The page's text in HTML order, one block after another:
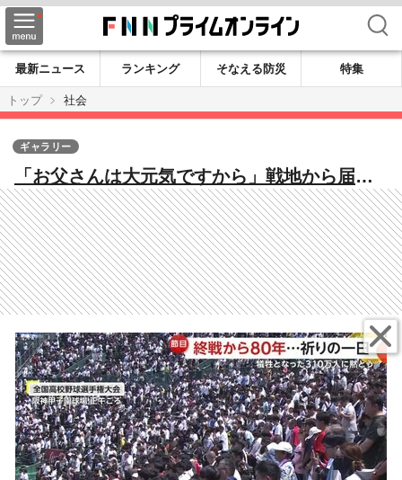
検索
最新ニュース ランキング そなえる防災
特集
トップ
社会
「お父さんは大元気ですから」戦地から届い
た手紙 追悼式式辞で石破首相13年ぶり「反
省」の言葉復活【終戦80年】
ギャラリー